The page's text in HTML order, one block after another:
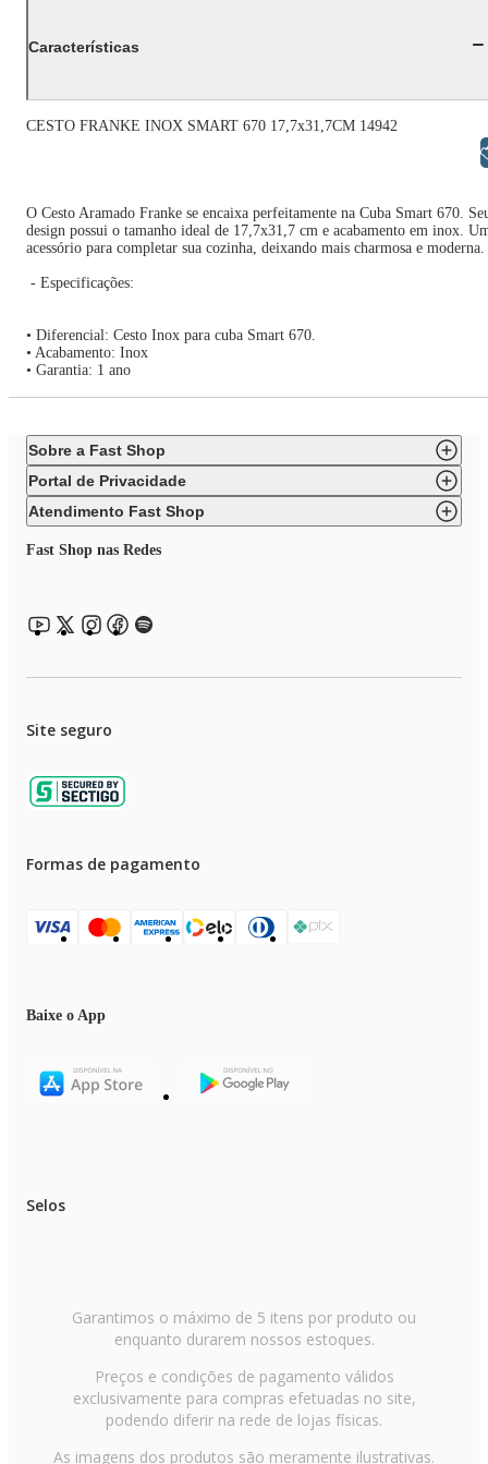
Características
CESTO FRANKE INOX SMART 670 17,7x31,7CM 14942
O Cesto Aramado Franke se encaixa perfeitamente na Cuba Smart 670.
design possui o tamanho ideal de 17,7x31,7 cm e acabamento em inox.
acessório para completar sua cozinha, deixando mais charmosa e moderna.
- Especificações:
• Diferencial: Cesto Inox para cuba Smart 670.
• Acabamento: Inox
• Garantia: 1 ano
Sobre a Fast Shop
Portal de Privacidade
Atendimento Fast Shop
Fast Shop nas Redes
Site seguro
Formas de pagamento
Baixe o App
Selos
Garantimos o máximo de 5 itens por produto ou
enquanto durarem nossos estoques.
Preços e condições de pagamento válidos
exclusivamente para compras efetuadas no site,
podendo diferir na rede de lojas físicas.
As imagens dos produtos são meramente ilustrativas.